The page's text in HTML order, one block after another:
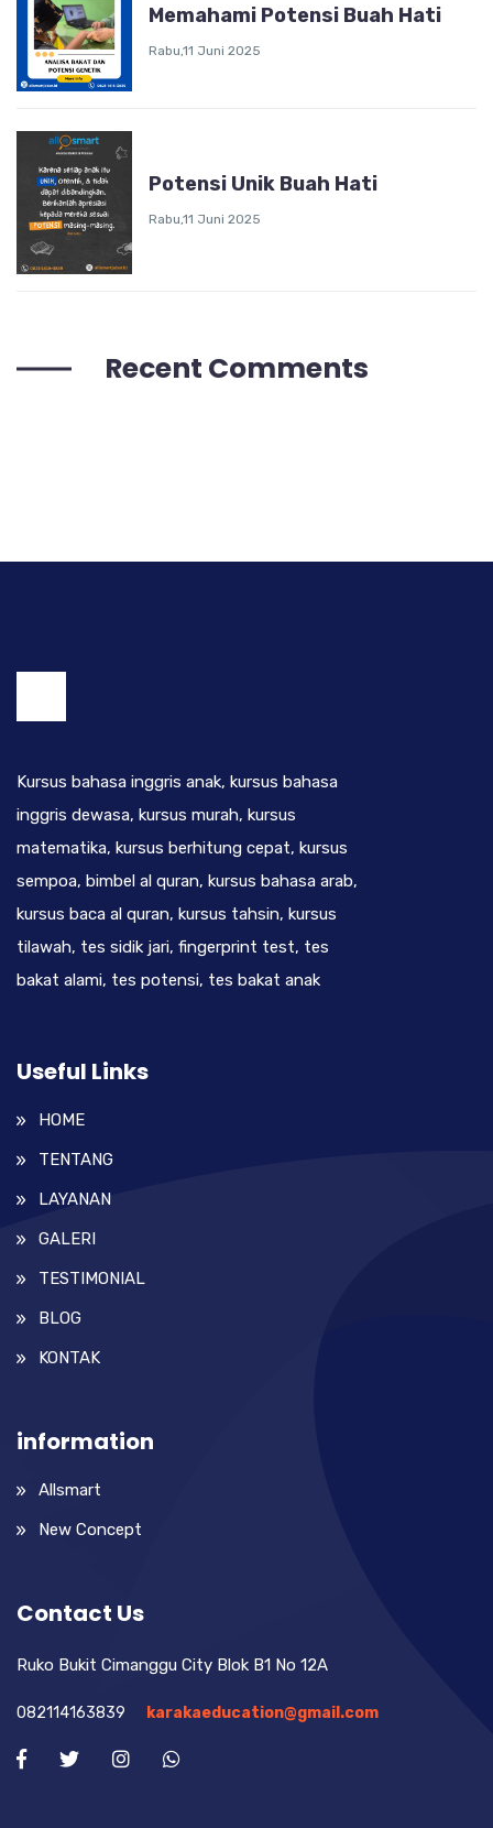
Memahami Potensi Buah Hati
Rabu,11 Juni 2025
Potensi Unik Buah Hati
Rabu,11 Juni 2025
Recent Comments
Kursus bahasa inggris anak, kursus bahasa
inggris dewasa, kursus murah, kursus
matematika, kursus berhitung cepat, kursus
sempoa, bimbel al quran, kursus bahasa arab,
kursus baca al quran, kursus tahsin, kursus
tilawah, tes sidik jari, fingerprint test, tes
bakat alami, tes potensi, tes bakat anak
Useful Links
HOME
TENTANG
LAYANAN
GALERI
TESTIMONIAL
BLOG
KONTAK
information
Allsmart
New Concept
Contact Us
Ruko Bukit Cimanggu City Blok B1 No 12A
082114163839 karakaeducation@gmail.com